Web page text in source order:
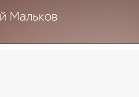
Мальков